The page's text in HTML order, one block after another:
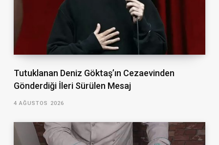
Tutuklanan Deniz Göktaş’ın Cezaevinden
Gönderdiği İleri Sürülen Mesaj
4 AĞUSTOS 2026